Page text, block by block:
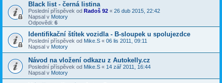
Black list - černá listina
Poslední příspěvek od Radoš 92 « 26 dub 2015, 22:42
Napsal v Motory
Odpovědi: 6
Identifikační štítek vozidla - B-sloupek u spolujezdce
Poslední příspěvek od Mike.S « 06 lis 2011, 09:11
Napsal v Motory
Návod na vložení odkazu z Autokelly.cz
Poslední příspěvek od Mike.S « 14 zář 2011, 16:44
Napsal v Motory